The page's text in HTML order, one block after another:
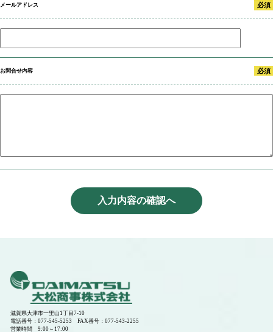
メールアドレス 必須
お問合せ内容 必須
会社概要
滋賀県大津市一里山1丁目7-10
電話番号：077-545-5253 FAX番号：077-543-2255
営業時間 9:00～17:00